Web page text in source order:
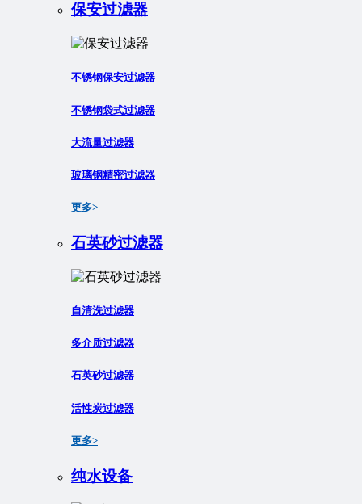
保安过滤器
不锈钢保安过滤器
不锈钢袋式过滤器
大流量过滤器
玻璃钢精密过滤器
更多>
石英砂过滤器
自清洗过滤器
多介质过滤器
石英砂过滤器
活性炭过滤器
更多>
纯水设备